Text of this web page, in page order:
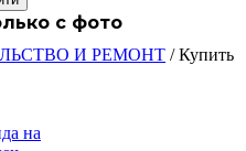
с фото
И РЕМОНТ / Купить